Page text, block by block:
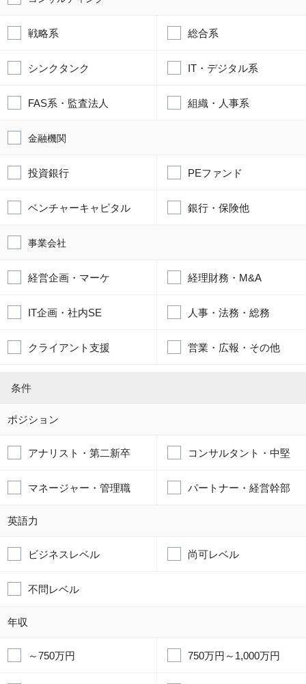
戦略系 総合系
シンクタンク IT・デジタル系
FAS系・監査法人 組織・人事系
金融機関
投資銀行 PEファンド
ベンチャーキャピタル 銀行・保険他
事業会社
経営企画・マーケ 経理財務・M&A
IT企画・社内SE 人事・法務・総務
クライアント支援 営業・広報・その他
条件
ポジション
アナリスト・第二新卒 コンサルタント・中堅
マネージャー・管理職 パートナー・経営幹部
英語力
ビジネスレベル 尚可レベル
不問レベル
年収
～750万円 750万円～1,000万円